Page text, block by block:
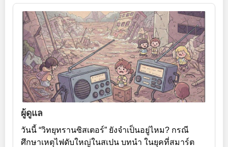
ผู้ดูแล
วันนี้ “วิทยุทรานซิสเตอร์” ยังจำเป็นอยู่ไหม? กรณี
ศึกษาเหตุไฟดับใหญ่ในสเปน บทนำ ในยุคที่สมาร์ต